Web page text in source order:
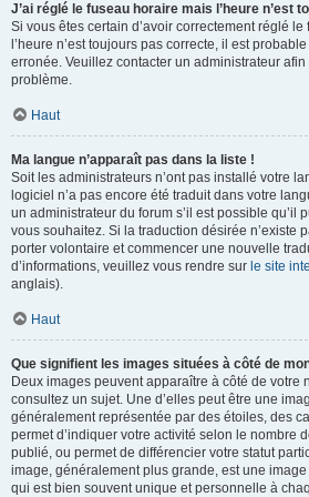
J’ai réglé le fuseau horaire mais l’heure n’est
Si vous êtes certain d’avoir correctement réglé
l’heure n’est toujours pas correcte, il est
erronée. Veuillez contacter un administrateur
problème.
Haut
Ma langue n’apparaît pas dans la liste !
Soit les administrateurs n’ont pas installé votre
logiciel n’a pas encore été traduit dans votre
un administrateur du forum s’il est possible qu’il
vous souhaitez. Si la traduction désirée n’existe
porter volontaire et commencer une nouvelle
d’informations, veuillez vous rendre sur le site
anglais).
Haut
Que signifient les images situées à côté de
Deux images peuvent apparaître à côté de votre
consultez un sujet. Une d’elles peut être une
généralement représentée par des étoiles, des
permet d’indiquer votre activité selon le nombre
publié, ou permet de différencier votre statut
image, généralement plus grande, est une
qui est bien souvent unique et personnelle à